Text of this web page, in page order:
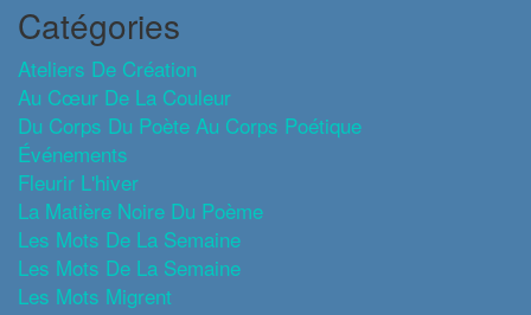
Catégories
Ateliers De Création
Au Cœur De La Couleur
Du Corps Du Poète Au Corps Poétique
Événements
Fleurir L'hiver
La Matière Noire Du Poème
Les Mots De La Semaine
Les Mots De La Semaine
Les Mots Migrent